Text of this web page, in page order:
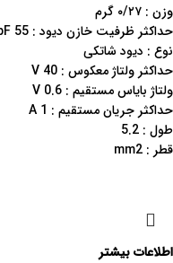
وزن : ۰/۲۷ گرم
حداکثر ظرفیت خازن دیود : 55 pF
نوع : دیود شاتکی
حداکثر ولتاژ معکوس : 40 V
ولتاژ بایاس مستقیم : 0.6 V
حداکثر جریان مستقیم : 1 A
طول : 5.2
mmقطر : 2
اطلاعات بیشتر